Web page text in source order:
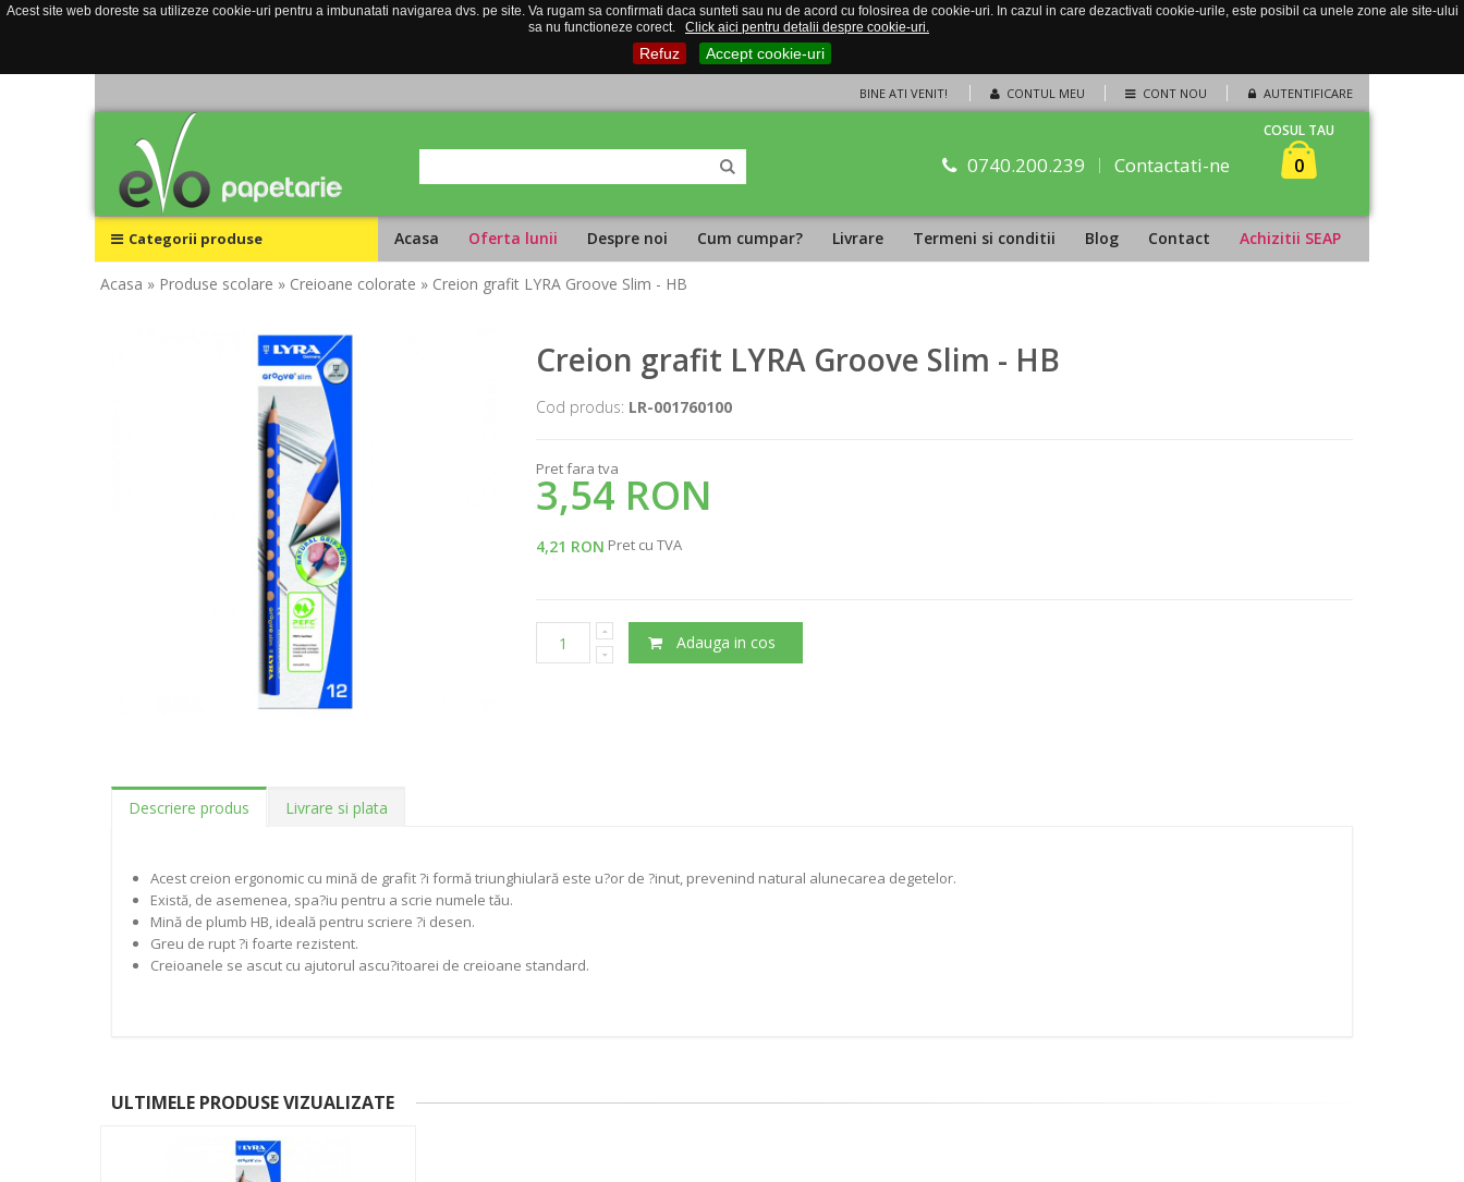
Acest site web doreste sa utilizeze cookie-uri pentru a imbunatati navigarea dvs. pe site. Va rugam sa confirmati daca sunteti sau nu de acord cu folosirea de cookie-uri. In cazul in care dezactivati cookie-urile, este posibil ca unele zone ale site-ului
sa nu functioneze corect.
Click aici pentru detalii despre cookie-uri.
Refuz Accept cookie-uri
CONTUL MEU CONT NOU AUTENTIFICARE
BINE ATI VENIT!
0740.200.239 Contactati-ne
COSUL TAU
0
Categorii produse Acasa Oferta lunii Despre noi Cum cumpar? Livrare Termeni si conditii Blog Contact Achizitii SEAP
Acasa » Produse scolare » Creioane colorate » Creion grafit LYRA Groove Slim - HB
Creion grafit LYRA Groove Slim - HB
Cod produs: LR-001760100
Pret fara tva
3,54 RON
4,21 RON Pret cu TVA
Adauga in cos
Descriere produs Livrare si plata
Acest creion ergonomic cu mină de grafit ?i formă triunghiulară este u?or de ?inut, prevenind natural alunecarea degetelor.
Există, de asemenea, spa?iu pentru a scrie numele tău.
Mină de plumb HB, ideală pentru scriere ?i desen.
Greu de rupt ?i foarte rezistent.
Creioanele se ascut cu ajutorul ascu?itoarei de creioane standard.
ULTIMELE PRODUSE VIZUALIZATE